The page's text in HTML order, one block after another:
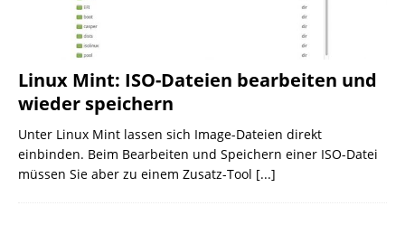
Linux Mint: ISO-Dateien bearbeiten und
wieder speichern
Unter Linux Mint lassen sich Image-Dateien direkt
einbinden. Beim Bearbeiten und Speichern einer ISO-Datei
müssen Sie aber zu einem Zusatz-Tool [...]